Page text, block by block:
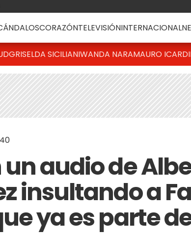
CORAZÓNTELEVISIÓNINTERNACIONAL
GRISELDA SICILIANIWANDA NARAMAURO ICARDI
audio de
insultando a
ya es parte